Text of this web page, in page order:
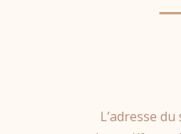
L’adresse